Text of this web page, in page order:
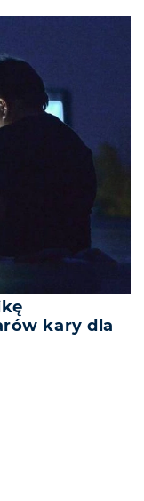
kary dla